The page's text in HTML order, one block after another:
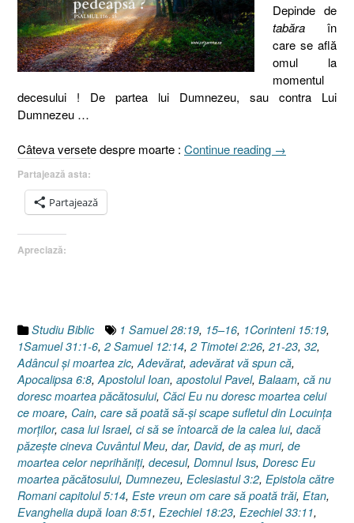
Depinde de
tabăraîn
care se află
omul la
momentul
decesului ! De partea lui Dumnezeu, sau contra Lui
Dumnezeu …
Câteva versete despre moarte : Continue reading „Psalmul
→
Partajează asta:
Partajează
Apreciază:
Studiu Biblic 1 Samuel 28:19, 15–16, 1Corinteni 15:19,
1Samuel 31:1-6, 2 Samuel 12:14, 2 Timotei 2:26, 21-23, 32,
Adâncul şi moartea zic,Adevărat, adevărat vă spun că,
Apocalipsa 6:8,Apostolul Ioan, apostolul Pavel, Balaam, că nu
doresc moartea păcătosului, Căci Eu nu doresc moartea celui
ce moare, Cain, care să poată să-şi scape sufletul din Locuinţa
morţilor, casa lui Israel, ci să se întoarcă de la calea lui, dacă
păzeşte cineva Cuvântul Meu, dar, David, de aş muri, de
moartea celor neprihăniţi, decesul, Domnul Isus, Doresc Eu
moartea păcătosului, Dumnezeu, Eclesiastul 3:2, Epistola către
Romani capitolul 5:14, Este vreun om care să poată trăi, Etan,
Evanghelia după Ioan 8:51, Ezechiel 18:23, Ezechiel 33:11,